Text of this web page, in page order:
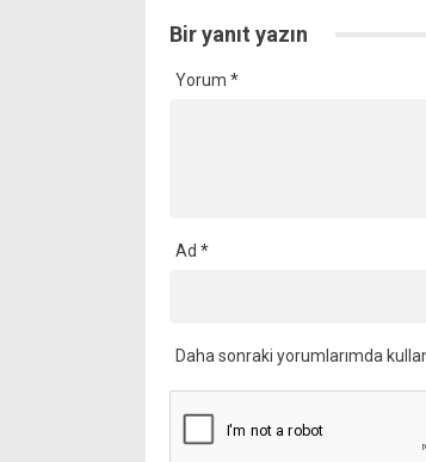
Bir yanıt yazın
Yorum *
Ad *
Daha sonraki yorumlarımda